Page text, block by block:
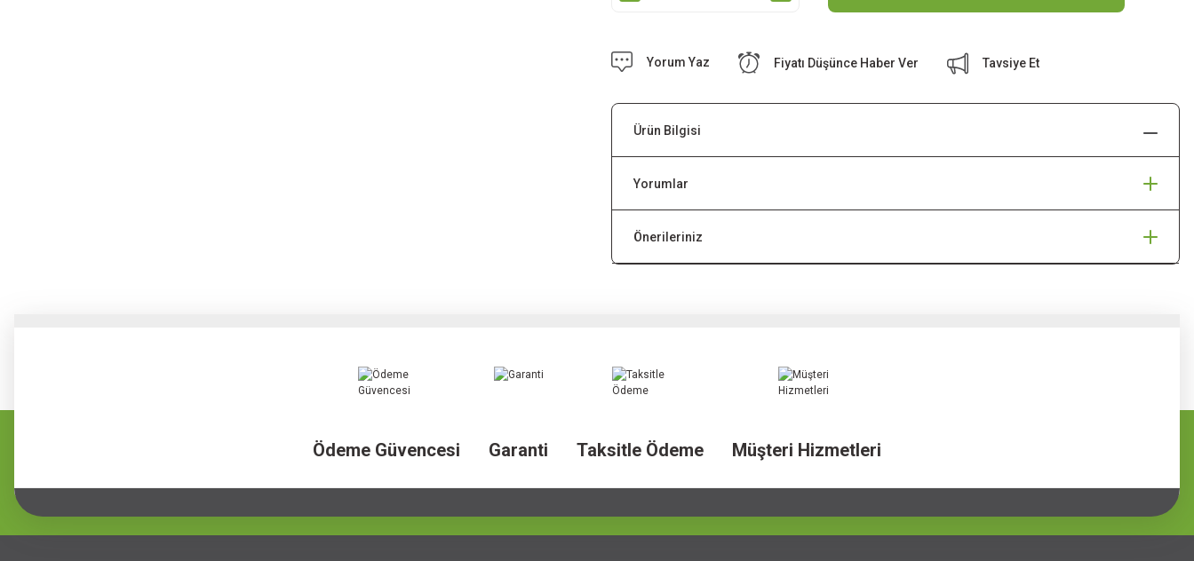
Yorum Yaz Fiyatı Düşünce Haber Ver Tavsiye Et
Ürün Bilgisi
Yorumlar
Önerileriniz
Ödeme Güvencesi Garanti Taksitle Ödeme Müşteri Hizmetleri